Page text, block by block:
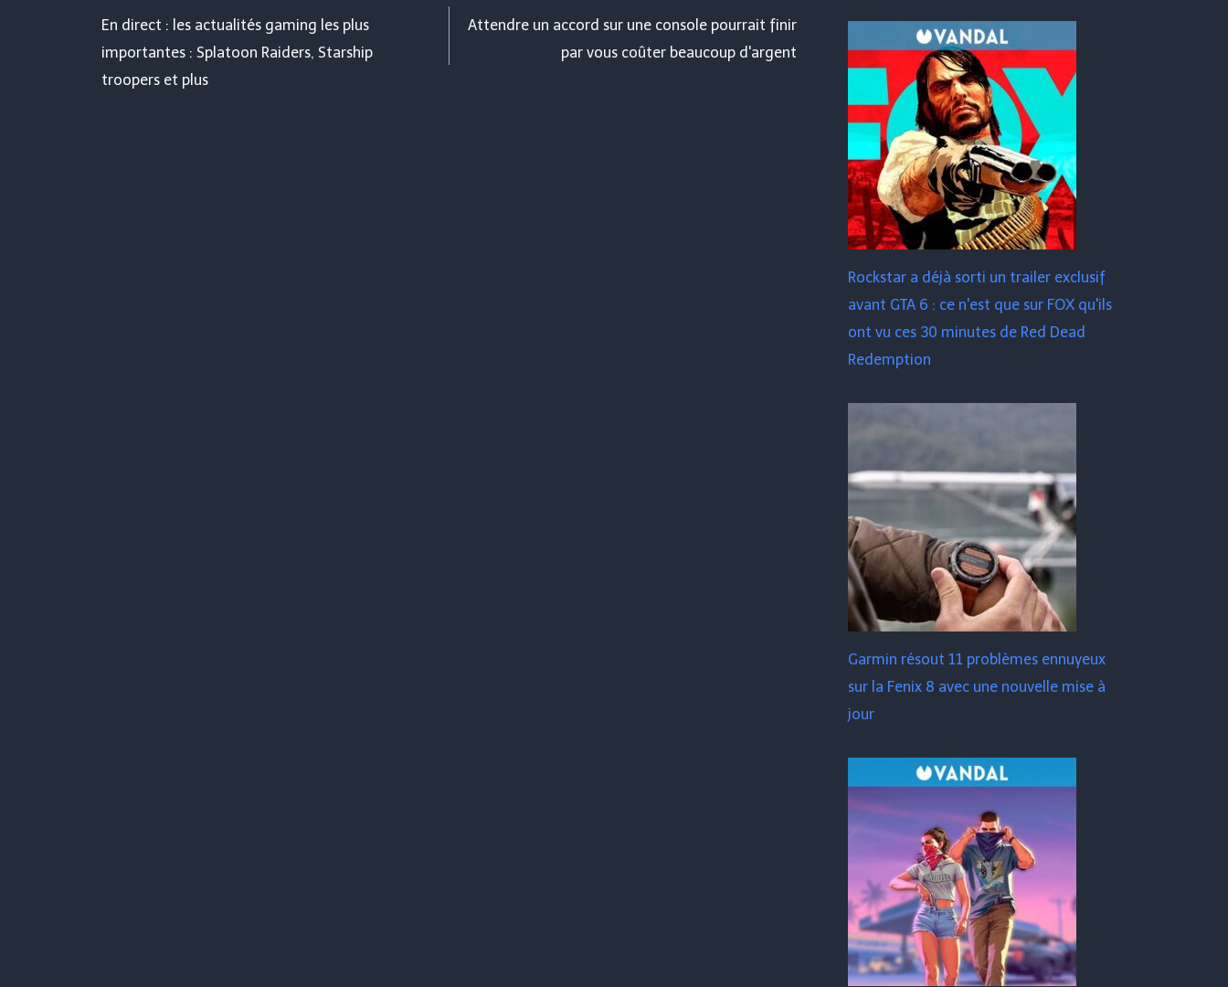
de
En direct : les actualités gaming les plus
importantes : Splatoon Raiders, Starship
troopers et plus
Attendre un accord sur une console pourrait finir
par vous coûter beaucoup d'argent
Rockstar a déjà sorti un trailer exclusif
avant GTA 6 : ce n'est que sur FOX qu'ils
ont vu ces 30 minutes de Red Dead
Redemption
Garmin résout 11 problèmes ennuyeux
sur la Fenix ​​​​8 avec une nouvelle mise à
jour